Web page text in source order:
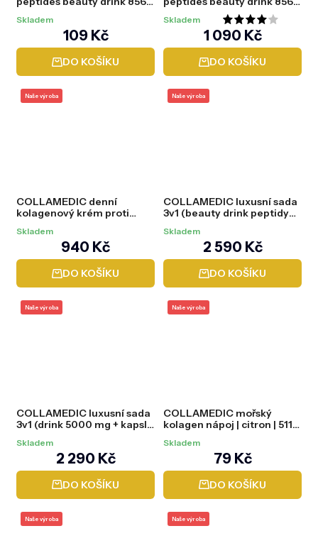
Skladem
109 Kč
DO KOŠÍKU
Průměrné
hodnocení
produktu
Skladem
1 090 Kč
DO KOŠÍKU
Naše výroba
COLLAMEDIC denní
kolagenový krém proti
Skladem
940 Kč
DO KOŠÍKU
Naše výroba
COLLAMEDIC luxusní sada
3v1 (beauty drink peptidy
Skladem
2 590 Kč
DO KOŠÍKU
Naše výroba
COLLAMEDIC luxusní sada
3v1 (drink 5000 mg + kapsle
Skladem
2 290 Kč
DO KOŠÍKU
Naše výroba
COLLAMEDIC mořský
kolagen nápoj | citron | 5110
Skladem
79 Kč
DO KOŠÍKU
Naše výroba Naše výroba